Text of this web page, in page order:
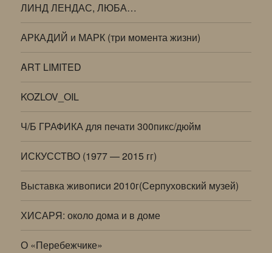
ЛИНД ЛЕНДАС, ЛЮБА…
АРКАДИЙ и МАРК (три момента жизни)
ART LIMITED
KOZLOV_OIL
Ч/Б ГРАФИКА для печати 300пикс/дюйм
ИСКУССТВО (1977 — 2015 гг)
Выставка живописи 2010г(Серпуховский музей)
ХИСАРЯ: около дома и в доме
О «Перебежчике»